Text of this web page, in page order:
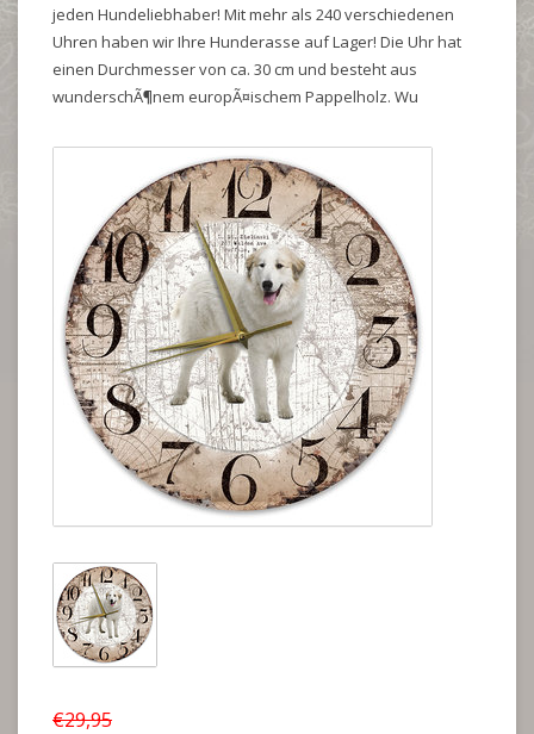
jeden Hundeliebhaber! Mit mehr als 240 verschiedenen
Uhren haben wir Ihre Hunderasse auf Lager! Die Uhr hat
einen Durchmesser von ca. 30 cm und besteht aus
wunderschÃ¶nem europÃ¤ischem Pappelholz. Wu
€29,95